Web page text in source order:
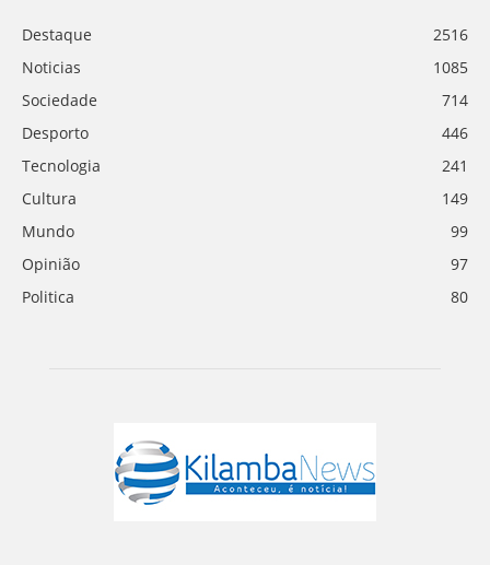
Destaque
2516
Noticias
1085
Sociedade
714
Desporto
446
Tecnologia
241
Cultura
149
Mundo
99
Opinião
97
Politica
80